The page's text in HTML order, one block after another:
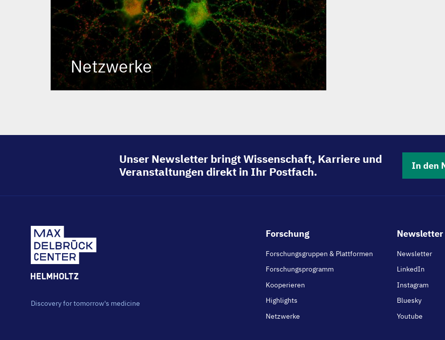
Netzwerke
Unser Newsletter bringt Wissenschaft, Karriere und
Veranstaltungen direkt in Ihr Postfach.
In den
Discovery for tomorrow's medicine
Footer
Forschung
Forschungsgruppen & Plattformen
Forschungsprogramm
Kooperieren
Highlights
Netzwerke
Newsletter
Newsletter
LinkedIn
Instagram
Bluesky
Youtube